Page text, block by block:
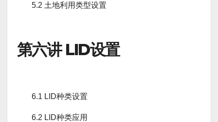
5.2 土地利用类型设置
第六讲 LID设置
6.1 LID种类设置
6.2 LID种类应用